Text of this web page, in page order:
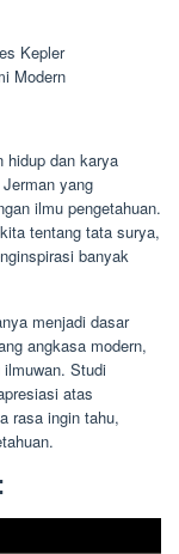
Kepler
Modern
hidup dan karya
yang
ilmu pengetahuan.
tentang tata surya,
banyak
menjadi dasar
angkasa modern,
Studi
atas
rasa ingin tahu,